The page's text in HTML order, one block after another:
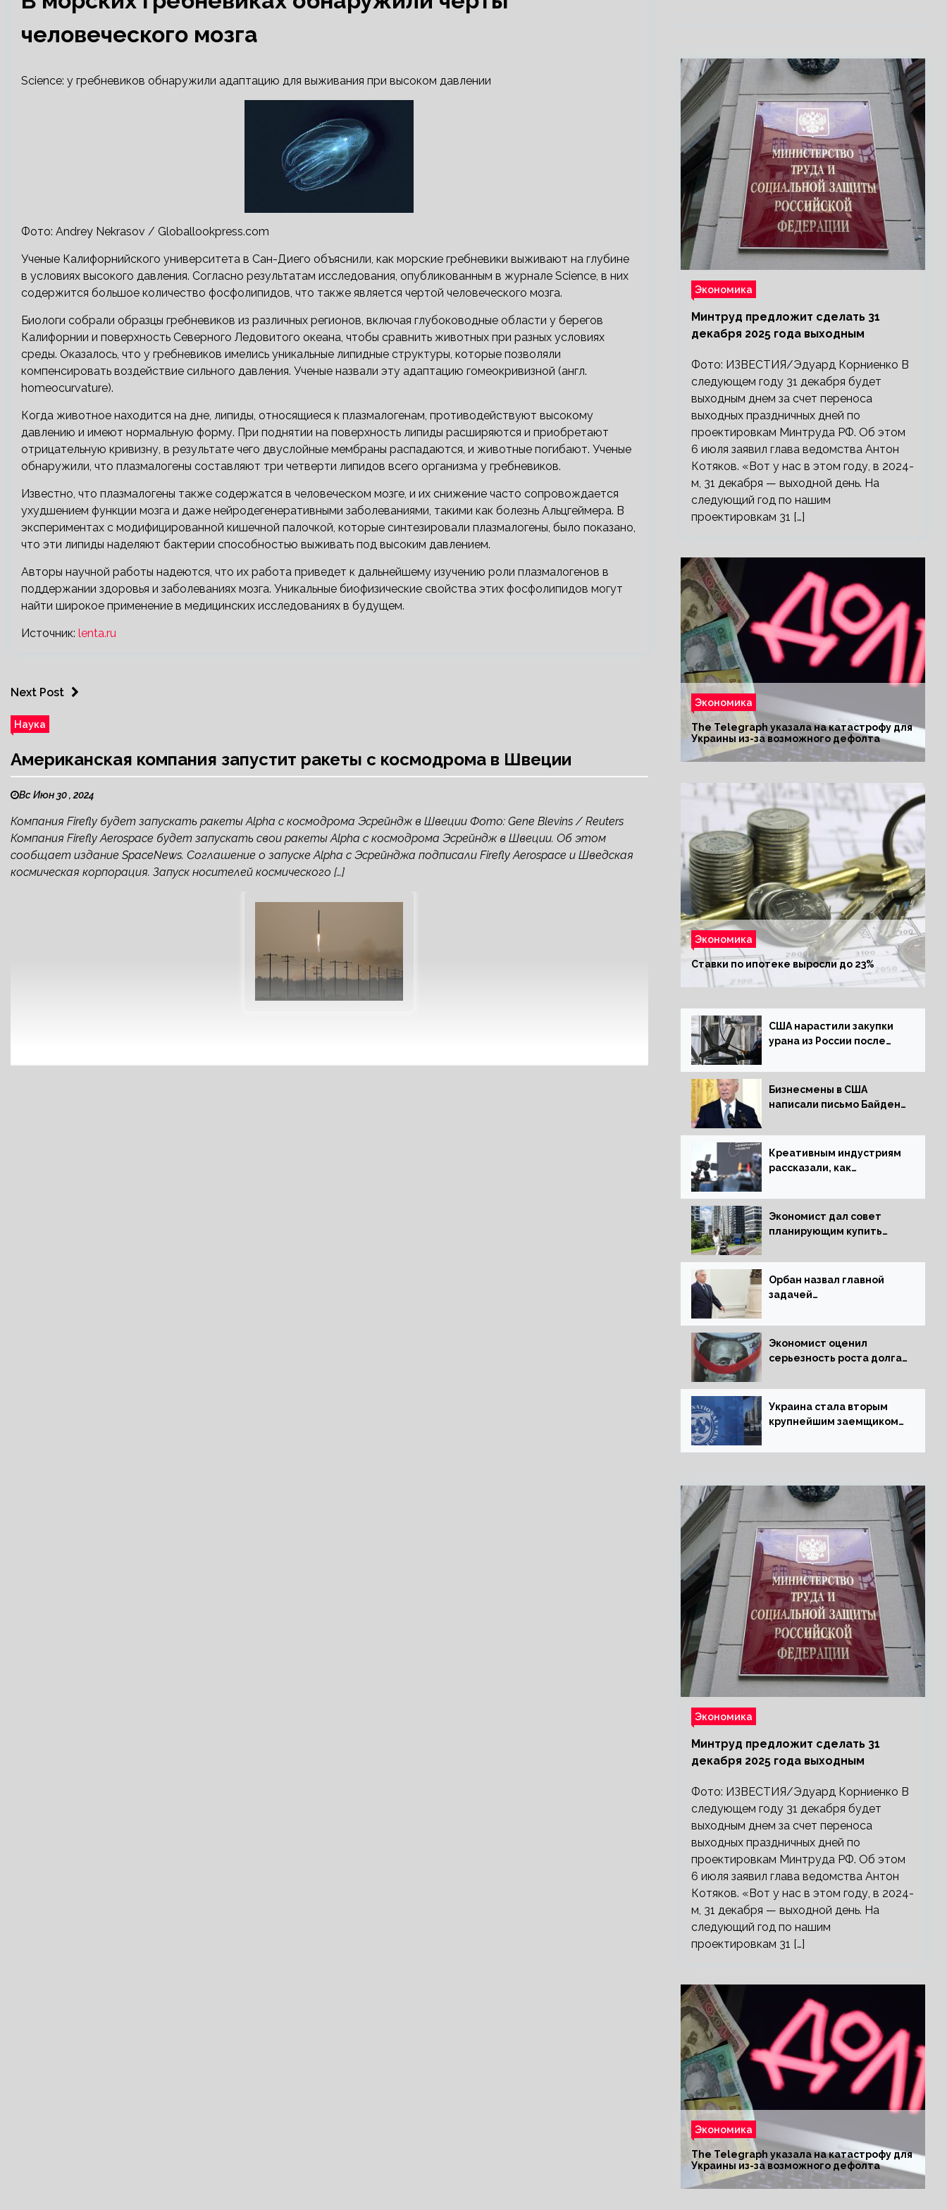
человеческого мозга
Science: у гребневиков обнаружили адаптацию для выживания при высоком давлении
Фото: Andrey Nekrasov / Globallookpress.com
Ученые Калифорнийского университета в Сан-Диего объяснили, как морские гребневики выживают на глубине
в условиях высокого давления. Согласно результатам исследования, опубликованным в журнале Science, в них
содержится большое количество фосфолипидов, что также является чертой человеческого мозга.
Биологи собрали образцы гребневиков из различных регионов, включая глубоководные области у берегов
Калифорнии и поверхность Северного Ледовитого океана, чтобы сравнить животных при разных условиях
среды. Оказалось, что у гребневиков имелись уникальные липидные структуры, которые позволяли
компенсировать воздействие сильного давления. Ученые назвали эту адаптацию гомеокривизной (англ.
homeocurvature).
Когда животное находится на дне, липиды, относящиеся к плазмалогенам, противодействуют высокому
давлению и имеют нормальную форму. При поднятии на поверхность липиды расширяются и приобретают
отрицательную кривизну, в результате чего двуслойные мембраны распадаются, и животные погибают. Ученые
обнаружили, что плазмалогены составляют три четверти липидов всего организма у гребневиков.
Известно, что плазмалогены также содержатся в человеческом мозге, и их снижение часто сопровождается
ухудшением функции мозга и даже нейродегенеративными заболеваниями, такими как болезнь Альцгеймера. В
экспериментах с модифицированной кишечной палочкой, которые синтезировали плазмалогены, было показано,
что эти липиды наделяют бактерии способностью выживать под высоким давлением.
Авторы научной работы надеются, что их работа приведет к дальнейшему изучению роли плазмалогенов в
поддержании здоровья и заболеваниях мозга. Уникальные биофизические свойства этих фосфолипидов могут
найти широкое применение в медицинских исследованиях в будущем.
Источник: lenta.ru
Next Post
Наука
Американская компания запустит ракеты с космодрома в Швеции
Вс Июн 30 , 2024
Компания Firefly будет запускать ракеты Alpha с космодрома Эсрейндж в Швеции Фото: Gene Blevins / Reuters
Компания Firefly Aerospace будет запускать свои ракеты Alpha с космодрома Эсрейндж в Швеции. Об этом
сообщает издание SpaceNews. Соглашение о запуске Alpha с Эсрейнджа подписали Firefly Aerospace и Шведская
космическая корпорация. Запуск носителей космического […]
Экономика
Минтруд предложит сделать 31
декабря 2025 года выходным
Фото: ИЗВЕСТИЯ/Эдуард Корниенко В
следующем году 31 декабря будет
выходным днем за счет переноса
выходных праздничных дней по
проектировкам Минтруда РФ. Об этом
6 июля заявил глава ведомства Антон
Котяков. «Вот у нас в этом году, в 2024-
м, 31 декабря — выходной день. На
следующий год по нашим
проектировкам 31 […]
Экономика
The Telegraph указала на катастрофу для
Украины из-за возможного дефолта
Экономика
Ставки по ипотеке выросли до 23%
США нарастили закупки
урана из России после
него
Бизнесмены в США
написали письмо Байдену
выборов
Креативным индустриям
рассказали, как
для российской
экономики
Экономист дал совет
планирующим купить
Орбан назвал главной
задачей
Венгрии в Совете ЕС
борьбу за мир
Экономист оценил
серьезность роста долга
Украина стала вторым
крупнейшим заемщиком
Экономика
Минтруд предложит сделать 31
декабря 2025 года выходным
Фото: ИЗВЕСТИЯ/Эдуард Корниенко В
следующем году 31 декабря будет
выходным днем за счет переноса
выходных праздничных дней по
проектировкам Минтруда РФ. Об этом
6 июля заявил глава ведомства Антон
Котяков. «Вот у нас в этом году, в 2024-
м, 31 декабря — выходной день. На
следующий год по нашим
проектировкам 31 […]
Экономика
The Telegraph указала на катастрофу для
Украины из-за возможного дефолта